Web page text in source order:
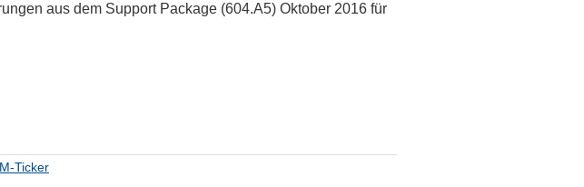
aus dem Support Package (604.A5) Oktober 2016 für
Ticker